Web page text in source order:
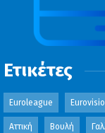
Ετικέτες
Euroleague
Αττική Βουλή